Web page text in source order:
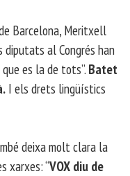
Barcelona, Meritxell
diputats al Congrés han
es la de tots”. Batet
I els drets lingüístics
deixa molt clara la
xarxes: “VOX diu de